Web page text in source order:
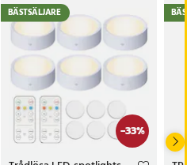
-33%
BÄSTSÄLJARE